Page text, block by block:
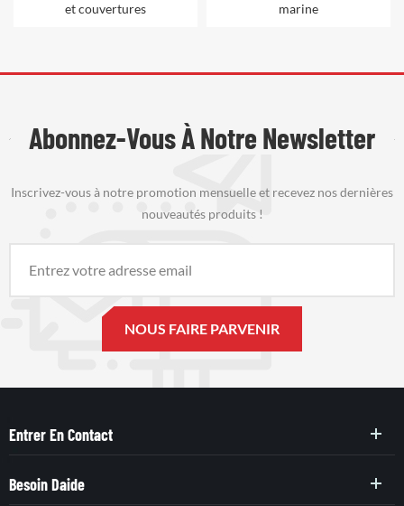
et couvertures
marine
Abonnez-Vous À Notre Newsletter
Inscrivez-vous à notre promotion mensuelle et recevez nos dernières
nouveautés produits !
Entrer En Contact
Besoin Daide